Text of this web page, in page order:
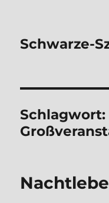
Schwarze-
Schlagwort: